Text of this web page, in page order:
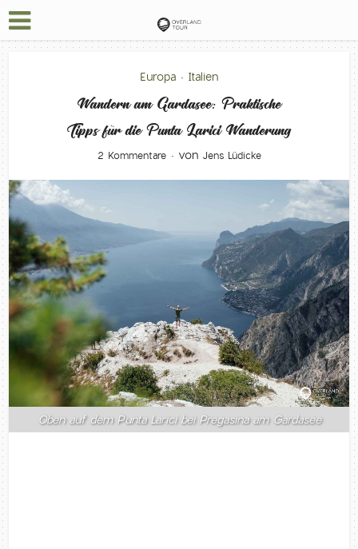
Europa • Italien
Wandern am Gardasee: Praktische
Tipps für die Punta Larici Wanderung
2 Kommentare von Jens Lüdicke
Oben auf dem Punta Larici bei Pregasina am Gardasee